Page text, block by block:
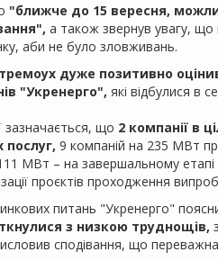
"ближче до 15 вересня,
а також звернув увагу, що
аби не було зловживань.
дуже позитивно
"Укренерго", які відбулися в
зазначається, що 2 компанії в
9 компаній на 235 МВт
МВт – на завершальному етапі
проєктів проходження
питань "Укренерго"
з низкою труднощів,
сподівання, що